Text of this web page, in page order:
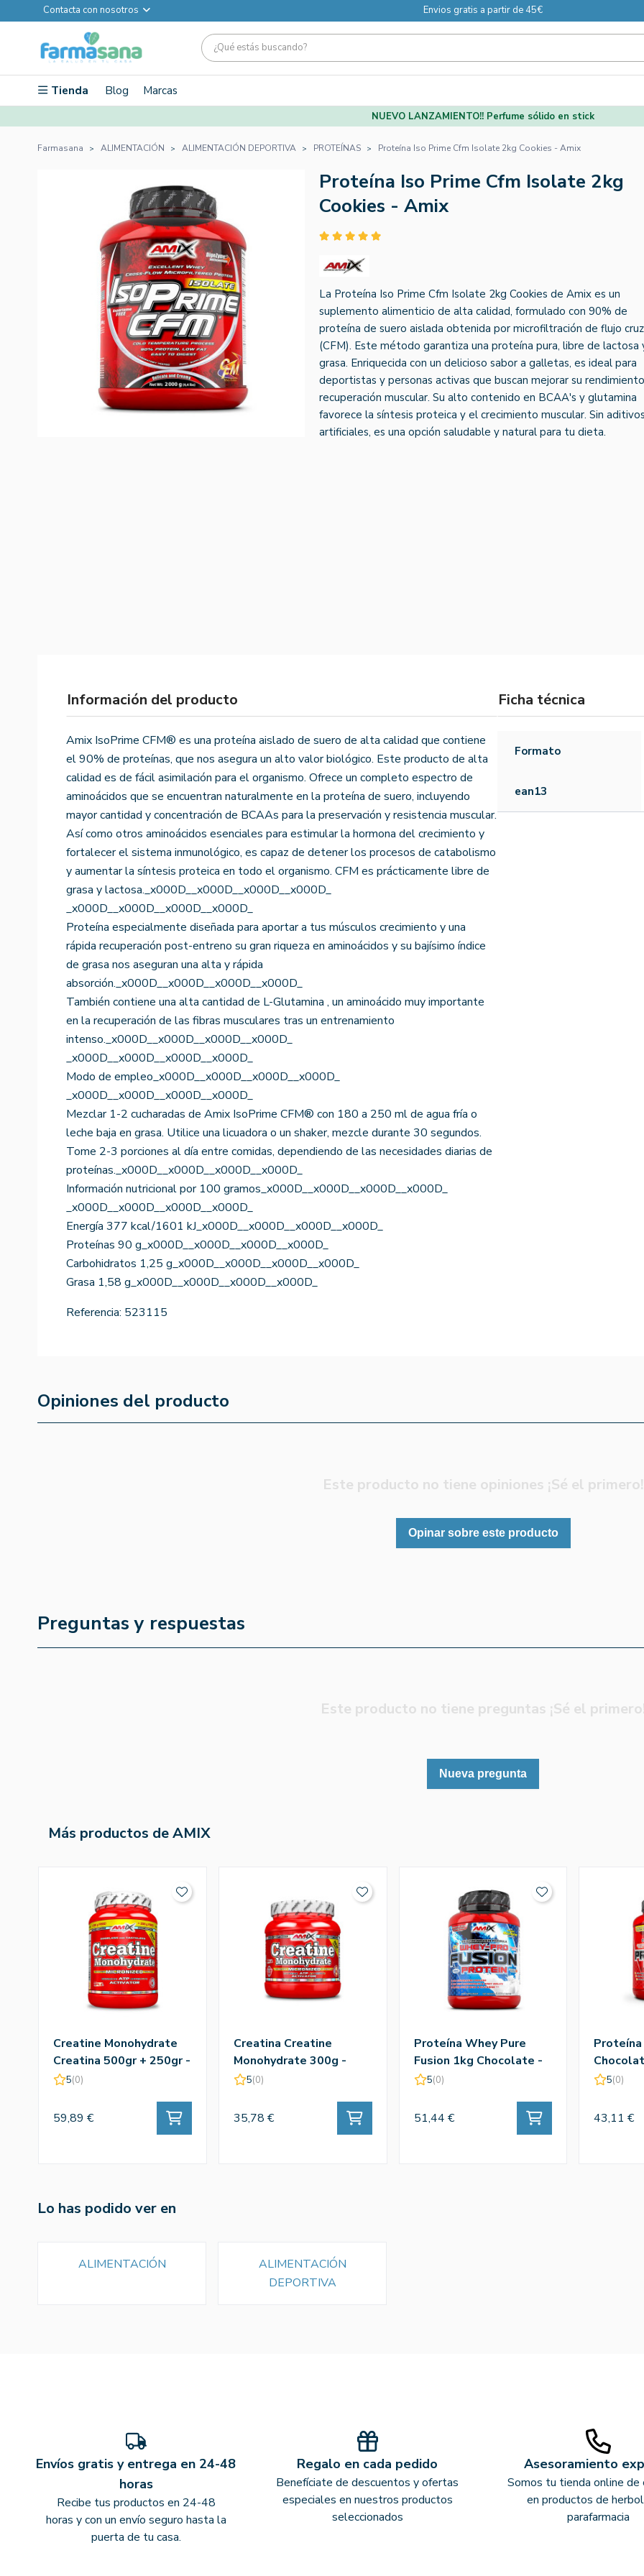
Contacta con nosotros Envios gratis a partir de 45€
Tienda Blog Marcas
NUEVO LANZAMIENTO!! Perfume sólido en stick
Farmasana ALIMENTACIÓN ALIMENTACIÓN DEPORTIVA PROTEÍNAS Proteína Iso Prime Cfm Isolate 2kg Cookies - Amix
Proteína Iso Prime Cfm Isolate 2kg
Cookies - Amix
La Proteína Iso Prime Cfm Isolate 2kg Cookies de Amix es un
suplemento alimenticio de alta calidad, formulado con 90% de
proteína de suero aislada obtenida por microfiltración de flujo
(CFM). Este método garantiza una proteína pura, libre de lactosa
grasa. Enriquecida con un delicioso sabor a galletas, es ideal para
deportistas y personas activas que buscan mejorar su
recuperación muscular. Su alto contenido en BCAA's y glutamina
favorece la síntesis proteica y el crecimiento muscular. Sin
artificiales, es una opción saludable y natural para tu dieta.
Información del producto
Amix IsoPrime CFM® es una proteína aislado de suero de alta calidad que contiene
el 90% de proteínas, que nos asegura un alto valor biológico. Este producto de alta
calidad es de fácil asimilación para el organismo. Ofrece un completo espectro de
aminoácidos que se encuentran naturalmente en la proteína de suero, incluyendo
mayor cantidad y concentración de BCAAs para la preservación y resistencia muscular.
Así como otros aminoácidos esenciales para estimular la hormona del crecimiento y
fortalecer el sistema inmunológico, es capaz de detener los procesos de catabolismo
y aumentar la síntesis proteica en todo el organismo. CFM es prácticamente libre de
grasa y lactosa._x000D__x000D__x000D__x000D_
_x000D__x000D__x000D__x000D_
Proteína especialmente diseñada para aportar a tus músculos crecimiento y una
rápida recuperación post-entreno su gran riqueza en aminoácidos y su bajísimo índice
de grasa nos aseguran una alta y rápida
absorción._x000D__x000D__x000D__x000D_
También contiene una alta cantidad de L-Glutamina , un aminoácido muy importante
en la recuperación de las fibras musculares tras un entrenamiento
intenso._x000D__x000D__x000D__x000D_
_x000D__x000D__x000D__x000D_
Modo de empleo_x000D__x000D__x000D__x000D_
_x000D__x000D__x000D__x000D_
Mezclar 1-2 cucharadas de Amix IsoPrime CFM® con 180 a 250 ml de agua fría o
leche baja en grasa. Utilice una licuadora o un shaker, mezcle durante 30 segundos.
Tome 2-3 porciones al día entre comidas, dependiendo de las necesidades diarias de
proteínas._x000D__x000D__x000D__x000D_
Información nutricional por 100 gramos_x000D__x000D__x000D__x000D_
_x000D__x000D__x000D__x000D_
Energía 377 kcal/1601 kJ_x000D__x000D__x000D__x000D_
Proteínas 90 g_x000D__x000D__x000D__x000D_
Carbohidratos 1,25 g_x000D__x000D__x000D__x000D_
Grasa 1,58 g_x000D__x000D__x000D__x000D_
Referencia: 523115
Ficha técnica
Formato
ean13
Opiniones del producto
Este producto no tiene opiniones ¡Sé el primero!
Opinar sobre este producto
Preguntas y respuestas
Este producto no tiene preguntas ¡Sé el
Nueva pregunta
Más productos de AMIX
Creatine Monohydrate
Creatina 500gr + 250gr -
Amix
5(0)
59,89 €
Creatina Creatine
Monohydrate 300g -
Amix
5(0)
35,78 €
Proteína Whey Pure
Fusion 1kg Chocolate -
Amix
5(0)
51,44 €
5(0)
43,11 €
Lo has podido ver en
ALIMENTACIÓN
ALIMENTACIÓN
DEPORTIVA
Envíos gratis y entrega en 24-48
horas
Recibe tus productos en 24-48
horas y con un envío seguro hasta la
puerta de tu casa.
Regalo en cada pedido
Benefíciate de descuentos y ofertas
especiales en nuestros productos
seleccionados
Asesoramiento
Somos tu tienda online de
en productos de
parafarmacia